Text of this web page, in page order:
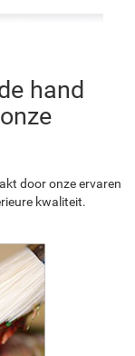
hand
door onze ervaren
kwaliteit.